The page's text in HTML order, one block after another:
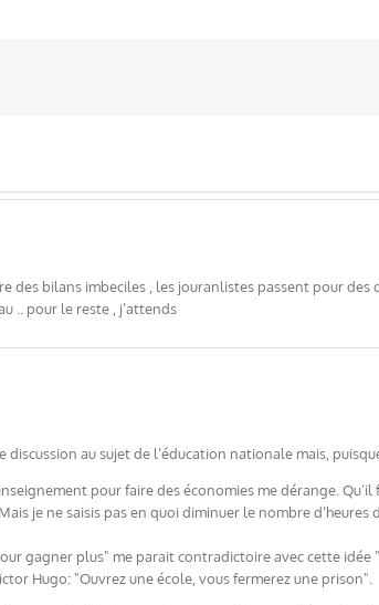
des bilans imbeciles , les jouranlistes passent pour
.. pour le reste , j’attends
discussion au sujet de l’éducation nationale mais,
pour faire des économies me dérange.
je ne saisis pas en quoi diminuer le nombre
gagner plus" me parait contradictoire avec cette idée
Hugo: "Ouvrez une école, vous fermerez une prison".